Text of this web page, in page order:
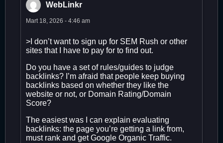
WebLinkr
Mart 18, 2026 - 4:46 am
>I don’t want to sign up for SEM Rush or other
sites that I have to pay for to find out.
Do you have a set of rules/guides to judge
backlinks? I’m afraid that people keep buying
backlinks based on whether they like the
website or not, or Domain Rating/Domain
Score?
The easiest was I can explain evaluating
backlinks: the page you’re getting a link from,
must rank and get Google Organic Traffic.